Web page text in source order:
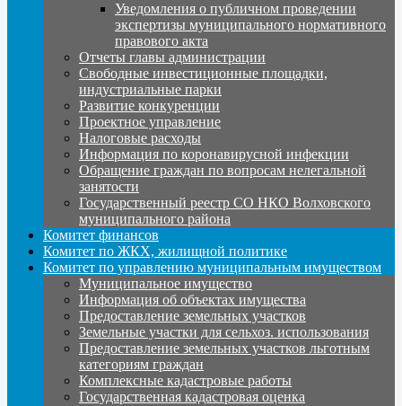
Уведомления о публичном проведении
экспертизы муниципального нормативного
правового акта
Отчеты главы администрации
Свободные инвестиционные площадки,
индустриальные парки
Развитие конкуренции
Проектное управление
Налоговые расходы
Информация по коронавирусной инфекции
Обращение граждан по вопросам нелегальной
занятости
Государственный реестр СО НКО Волховского
муниципального района
Комитет финансов
Комитет по ЖКХ, жилищной политике
Комитет по управлению муниципальным имуществом
Муниципальное имущество
Информация об объектах имущества
Предоставление земельных участков
Земельные участки для сельхоз. использования
Предоставление земельных участков льготным
категориям граждан
Комплексные кадастровые работы
Государственная кадастровая оценка